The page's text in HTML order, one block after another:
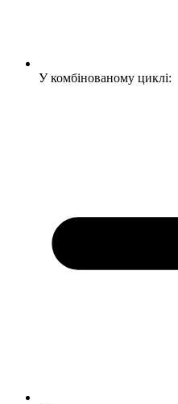
У комбінованому циклі: